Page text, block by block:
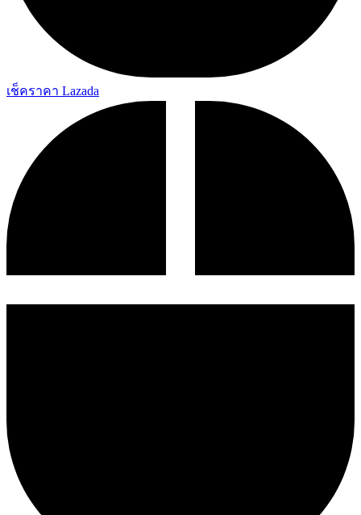
เช็คราคา Lazada